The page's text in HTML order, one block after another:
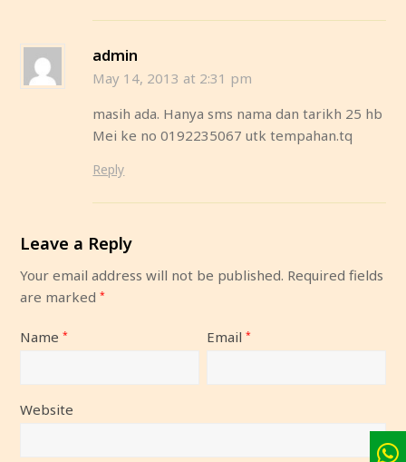
admin
May 14, 2013 at 2:31 pm
masih ada. Hanya sms nama dan tarikh 25 hb
Mei ke no 0192235067 utk tempahan.tq
Reply
Leave a Reply
Your email address will not be published. Required fields
are marked*
Name* Email*
Website